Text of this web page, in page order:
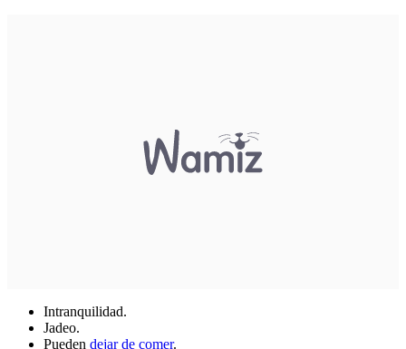
Intranquilidad.
Jadeo.
Pueden dejar de comer.